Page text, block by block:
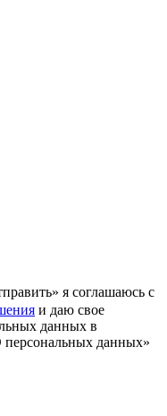
я соглашаюсь с
и даю свое
данных в
данных»